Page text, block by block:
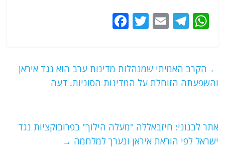
W
s
A
T
g
ra
E
l
T
er
e
b
k
← הקרב האמיתי שמנהלות מדינות ערב הוא נגד איראן
והשפעתה הזוחלת על המדינות הסוניות. דעה
אתר לבנוני: חיזבאללה "מעלה הילוך" בפרובוקציות נגד
ישראל לפי הוראת איראן ונערך למלחמה →